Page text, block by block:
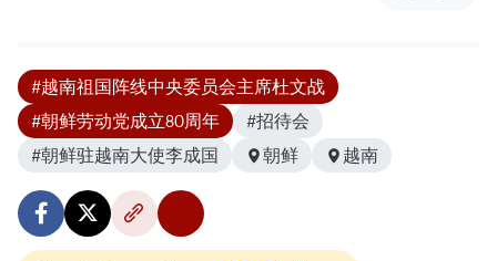
#越南祖国阵线中央委员会主席杜文战
#朝鲜劳动党成立80周年
#招待会
#朝鲜驻越南大使李成国
朝鲜 越南